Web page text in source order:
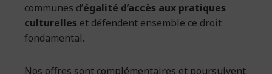
communes d’égalité d’accès aux pratiques
culturelles et défendent ensemble ce droit
fondamental.
Nos offres sont complémentaires et poursuivent